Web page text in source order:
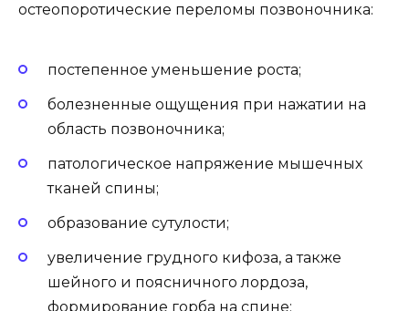
остеопоротические переломы позвоночника:
постепенное уменьшение роста;
болезненные ощущения при нажатии на
область позвоночника;
патологическое напряжение мышечных
тканей спины;
образование сутулости;
увеличение грудного кифоза, а также
шейного и поясничного лордоза,
формирование горба на спине;